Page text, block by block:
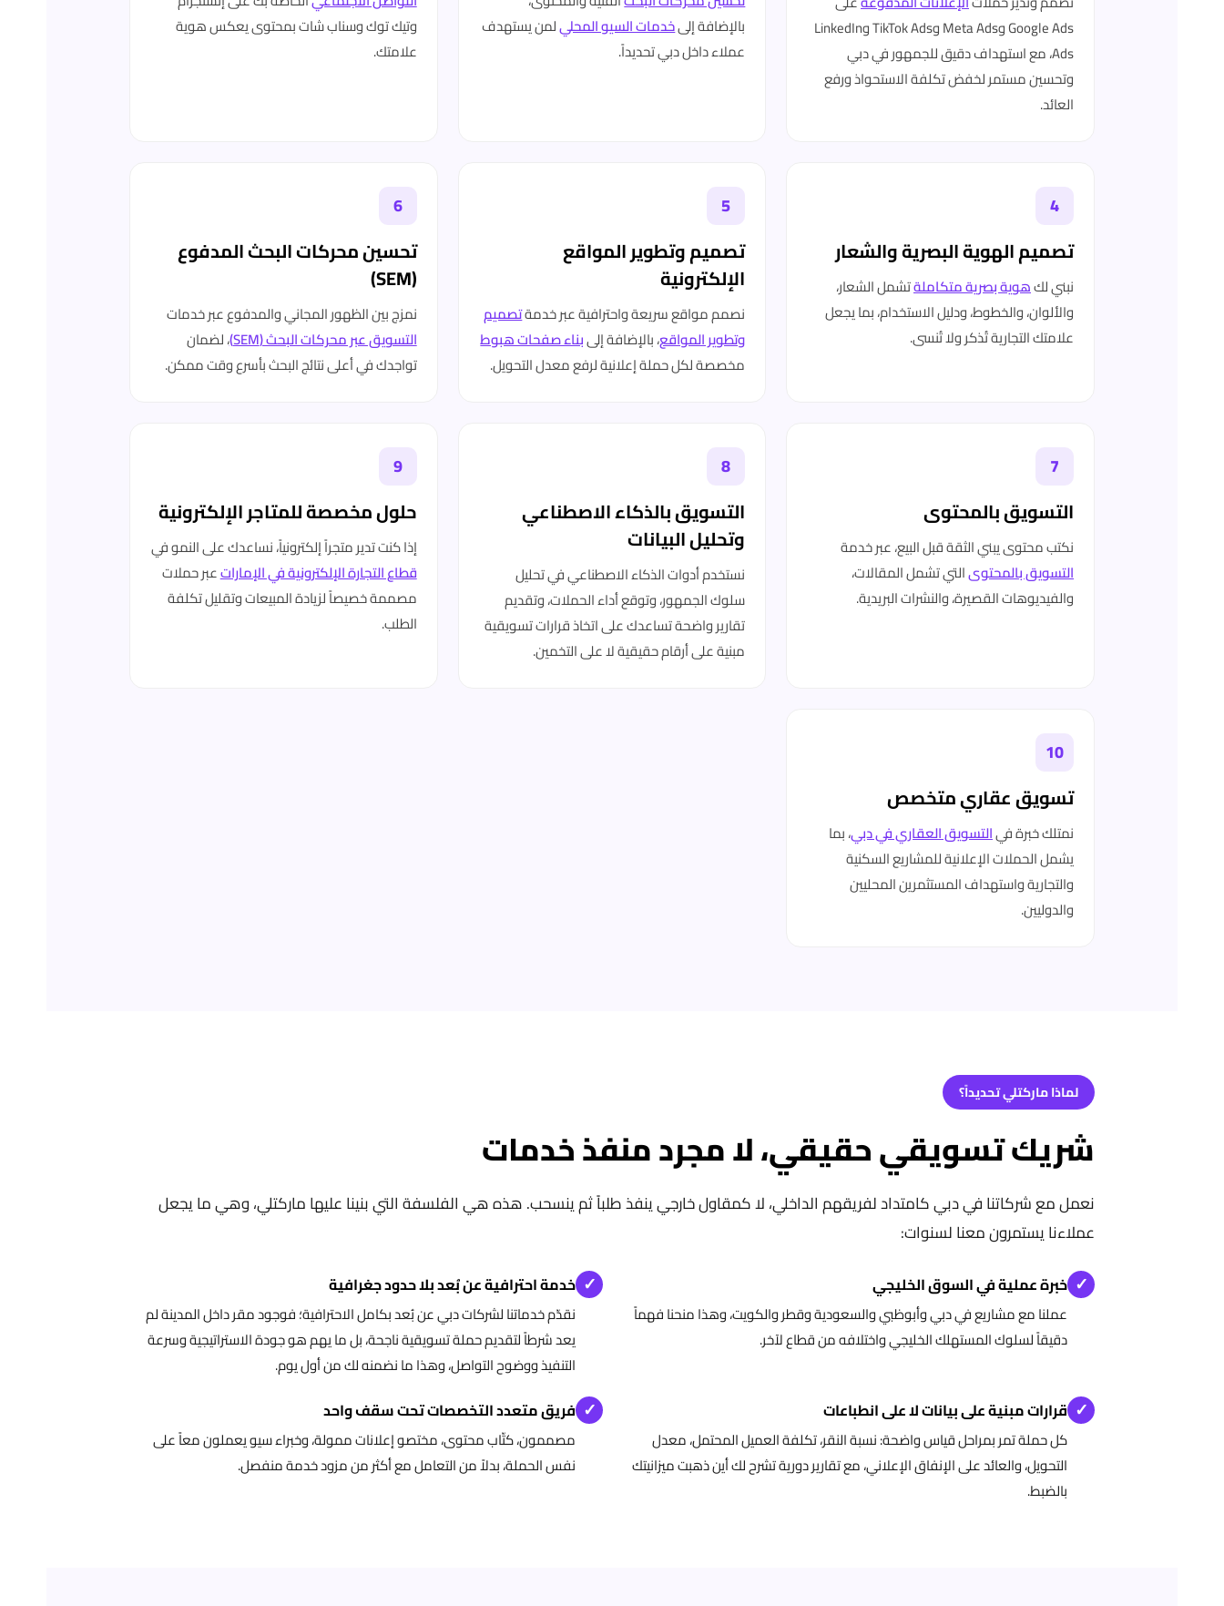
Google Ads وMeta Ads وTikTok Ads وLinkedIn
Ads، مع استهداف دقيق للجمهور في دبي
وتحسين مستمر لخفض تكلفة الاستحواذ ورفع
العائد.
بالإضافة إلىخدمات السيو المحليلمن يستهدف
عملاء داخل دبي تحديداً.
وتيك توك وسناب شات بمحتوى يعكس هوية
علامتك.
4
تصميم الهوية البصرية والشعار
نبني لكهوية بصرية متكاملةتشمل الشعار،
والألوان، والخطوط، ودليل الاستخدام، بما يجعل
علامتك التجارية تُذكر ولا تُنسى.
5
تصميم وتطوير المواقع
الإلكترونية
نصمم مواقع سريعة واحترافية عبر خدمةتصميم
وتطوير المواقع، بالإضافة إلىبناء صفحات هبوط
مخصصة لكل حملة إعلانية لرفع معدل التحويل.
6
تحسين محركات البحث المدفوع
(SEM)
نمزج بين الظهور المجاني والمدفوع عبر خدمات
التسويق عبر محركات البحث (SEM)
، لضمان
تواجدك في أعلى نتائج البحث بأسرع وقت ممكن.
7
التسويق بالمحتوى
نكتب محتوى يبني الثقة قبل البيع، عبر خدمة
التسويق بالمحتوىالتي تشمل المقالات،
والفيديوهات القصيرة، والنشرات البريدية.
8
التسويق بالذكاء الاصطناعي
وتحليل البيانات
نستخدم أدوات الذكاء الاصطناعي في تحليل
سلوك الجمهور، وتوقع أداء الحملات، وتقديم
تقارير واضحة تساعدك على اتخاذ قرارات تسويقية
مبنية على أرقام حقيقية لا على التخمين.
9
حلول مخصصة للمتاجر الإلكترونية
إذا كنت تدير متجراً إلكترونياً، نساعدك على النمو في
قطاع التجارة الإلكترونية في الإماراتعبر حملات
مصممة خصيصاً لزيادة المبيعات وتقليل تكلفة
الطلب.
10
تسويق عقاري متخصص
نمتلك خبرة فيالتسويق العقاري في دبي، بما
يشمل الحملات الإعلانية للمشاريع السكنية
والتجارية واستهداف المستثمرين المحليين
والدوليين.
لماذا ماركتلي تحديداً؟
شريك تسويقي حقيقي، لا مجرد منفذ خدمات
نعمل مع شركاتنا في دبي كامتداد لفريقهم الداخلي، لا كمقاول خارجي ينفذ طلباً ثم ينسحب. هذه هي الفلسفة التي بنينا عليها ماركتلي، وهي ما يجعل
عملاءنا يستمرون معنا لسنوات:
✓ خبرة عملية في السوق الخليجي
عملنا مع مشاريع في دبي وأبوظبي والسعودية وقطر والكويت، وهذا منحنا فهماً
دقيقاً لسلوك المستهلك الخليجي واختلافه من قطاع لآخر.
✓ خدمة احترافية عن بُعد بلا حدود جغرافية
نقدّم خدماتنا لشركات دبي عن بُعد بكامل الاحترافية؛ فوجود مقر داخل المدينة لم
يعد شرطاً لتقديم حملة تسويقية ناجحة، بل ما يهم هو جودة الاستراتيجية وسرعة
التنفيذ ووضوح التواصل، وهذا ما نضمنه لك من أول يوم.
✓ قرارات مبنية على بيانات لا على انطباعات
كل حملة تمر بمراحل قياس واضحة: نسبة النقر، تكلفة العميل المحتمل، معدل
التحويل، والعائد على الإنفاق الإعلاني، مع تقارير دورية تشرح لك أين ذهبت ميزانيتك
بالضبط.
✓ فريق متعدد التخصصات تحت سقف واحد
مصممون، كتّاب محتوى، مختصو إعلانات ممولة، وخبراء سيو يعملون معاً على
نفس الحملة، بدلاً من التعامل مع أكثر من مزود خدمة منفصل.